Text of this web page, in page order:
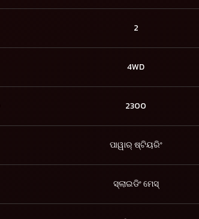
2
4WD
2300
ପାୱାର୍ ଷ୍ଟିୟରିଂ
ସ୍ଲାଇଡିଂ ମେସ୍